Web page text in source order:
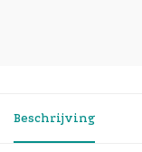
Beschrijving